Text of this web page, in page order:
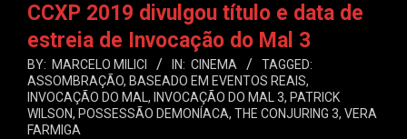
CCXP 2019 divulgou título e data de
estreia de Invocação do Mal 3
BY: MARCELO MILICI IN: CINEMA
TAGGED:
ASSOMBRAÇÃO, BASEADO EM EVENTOS REAIS,
INVOCAÇÃO DO MAL, INVOCAÇÃO DO MAL 3, PATRICK
WILSON, POSSESSÃO DEMONÍACA, THE CONJURING 3, VERA
FARMIGA